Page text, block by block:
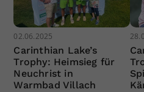
02.06.2025
Carinthian Lake’s
Trophy: Heimsieg für
Neuchrist in
Warmbad Villach